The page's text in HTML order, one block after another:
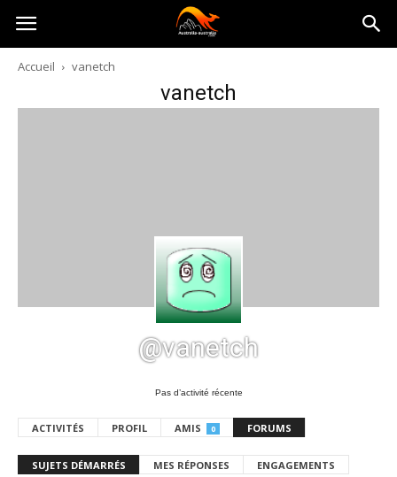
Australia-
australie.com
Accueil vanetch
vanetch
@vanetch
Pas d’activité récente
ACTIVITÉS PROFIL AMIS 0 FORUMS
SUJETS DÉMARRÉS MES RÉPONSES ENGAGEMENTS